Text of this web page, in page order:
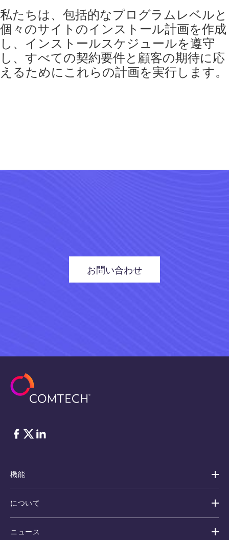
私たちは、包括的なプログラムレベルと
個々のサイトのインストール計画を作成
し、インストールスケジュールを遵守
し、すべての契約要件と顧客の期待に応
えるためにこれらの計画を実行します。
お問い合わせ
フェイスブック Twitter
リンクトイン
機能
について
ニュース